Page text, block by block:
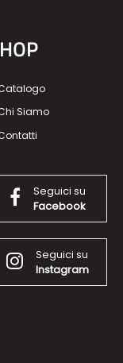
Siamo
Seguici su
Facebook
Seguici su
Instagram